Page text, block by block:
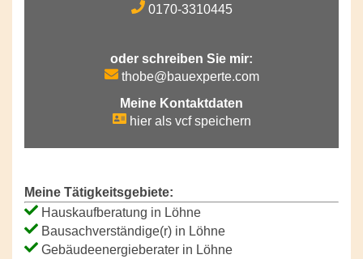
0170-3310445
oder schreiben Sie mir:
thobe@bauexperte.com
Meine Kontaktdaten
hier als vcf speichern
Meine Tätigkeitsgebiete:
Hauskaufberatung in Löhne
Bausachverständige(r) in Löhne
Gebäudeenergieberater in Löhne